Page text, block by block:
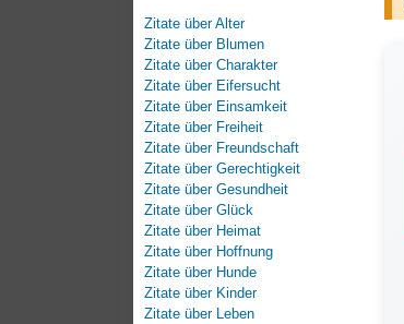
Zitate über Alter
Zitate über Blumen
Zitate über Charakter
Zitate über Eifersucht
Zitate über Einsamkeit
Zitate über Freiheit
Zitate über Freundschaft
Zitate über Gerechtigkeit
Zitate über Gesundheit
Zitate über Glück
Zitate über Heimat
Zitate über Hoffnung
Zitate über Hunde
Zitate über Kinder
Zitate über Leben